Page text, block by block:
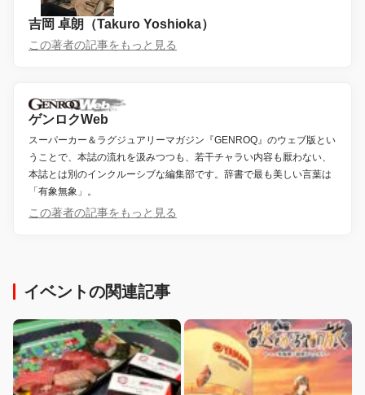
吉岡 卓朗（Takuro Yoshioka）
この著者の記事をもっと見る
ゲンロクWeb
スーパーカー＆ラグジュアリーマガジン『GENROQ』のウェブ版とい
うことで、本誌の流れを汲みつつも、若干チャラい内容も厭わない、
本誌とは別のインクルーシブな編集部です。辞書で最も美しい言葉は
「有象無象」。
この著者の記事をもっと見る
イベントの関連記事